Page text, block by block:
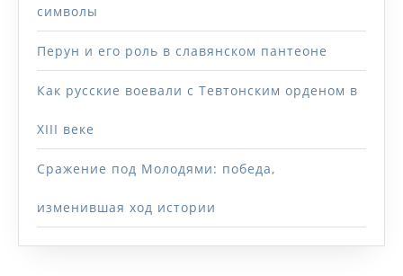
символы
Перун и его роль в славянском пантеоне
Как русские воевали с Тевтонским орденом в
XIII веке
Сражение под Молодями: победа,
изменившая ход истории